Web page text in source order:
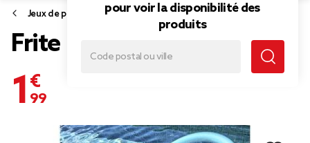
pour voir la disponibilité des
produits
Jeux de piscine et plage
Frite mousse L160cm
1,99 €